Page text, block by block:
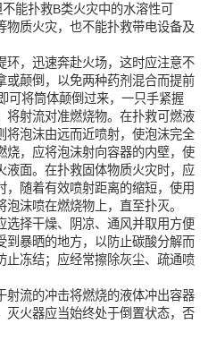
能扑救B类火灾中的水溶性可
物质火灾，也不能扑救带电设备及
，迅速奔赴火场，这时应注意不
或颠倒，以免两种药剂混合而提前
可将筒体颠倒过来，一只手紧握
将射流对准燃烧物。在扑救可燃液
将泡沫由远而近喷射，使泡沫完全
烧，应将泡沫射向容器的内壁，使
液面。在扑救固体物质火灾时，应
随着有效喷射距离的缩短，使用
沫喷在燃烧物上，直至扑灭。
择干燥、阴凉、通风并取用方便
到暴晒的地方，以防止碳酸分解而
止冻结；应经常擦除灰尘、疏通喷
射流的冲击将燃烧的液体冲出容器
灭火器应当始终处于倒置状态，否